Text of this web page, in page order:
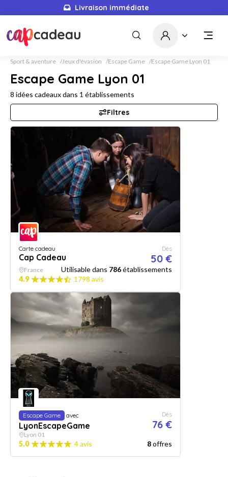
Livraison immédiate
Sport & aventure Jeux d'évasion Escape Game Escape Game Lyon 01
Escape Game Lyon 01
8 idées cadeaux dans 1 établissements
Filtres
Carte cadeau
Cap Cadeau
Dès
50 €
France Utilisable dans 786établissements
4.9
1798 avis
Escape Game avec
LyonEscapeGame
Dès
76 €
Lyon 01
5.0 4 avis 8offres